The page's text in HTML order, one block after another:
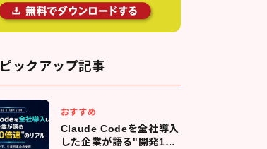
ピックアップ記事
おすすめ
Claude Codeを全社導入
した企業が語る"開発10